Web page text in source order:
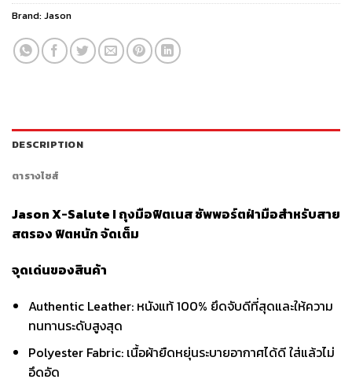
Brand:Jason
DESCRIPTION
ตารางไซส์
Jason X-Salute I ถุงมือฟิตเนส ซัพพอร์ตฝ่ามือสำหรับสาย
สตรอง ฟิตหนัก จัดเต็ม
จุดเด่นของสินค้า
Authentic Leather: หนังแท้ 100% ยึดจับดีที่สุดและให้ความ
ทนทานระดับสูงสุด
Polyester Fabric: เนื้อผ้ายืดหยุ่นระบายอากาศได้ดี ใส่แล้วไม่
อึดอัด